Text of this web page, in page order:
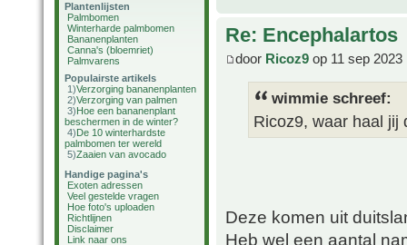
Plantenlijsten
Palmbomen
Winterharde palmbomen
Bananenplanten
Canna's (bloemriet)
Palmvarens
Populairste artikels
1)Verzorging bananenplanten
2)Verzorging van palmen
3)Hoe een bananenplant
beschermen in de winter?
4)De 10 winterhardste
palmbomen ter wereld
5)Zaaien van avocado
Handige pagina's
Exoten adressen
Veel gestelde vragen
Hoe foto's uploaden
Richtlijnen
Disclaimer
Link naar ons
Re: Encephalartos
door Ricoz9 op 11 sep 2023
wimmie schreef:
Ricoz9, waar haal jij
Deze komen uit
Heb wel een aantal